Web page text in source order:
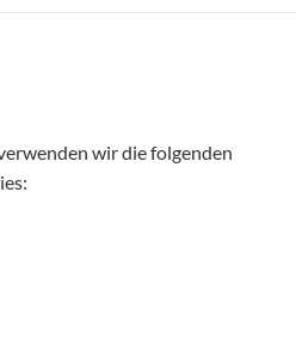
wir die folgenden